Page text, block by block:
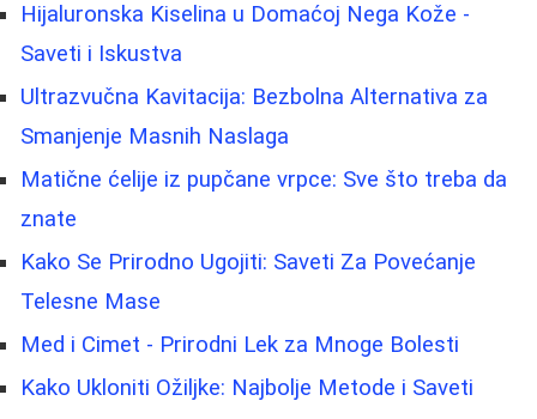
Hijaluronska Kiselina u Domaćoj Nega Kože -
Saveti i Iskustva
Ultrazvučna Kavitacija: Bezbolna Alternativa za
Smanjenje Masnih Naslaga
Matične ćelije iz pupčane vrpce: Sve što treba da
znate
Kako Se Prirodno Ugojiti: Saveti Za Povećanje
Telesne Mase
Med i Cimet - Prirodni Lek za Mnoge Bolesti
Kako Ukloniti Ožiljke: Najbolje Metode i Saveti